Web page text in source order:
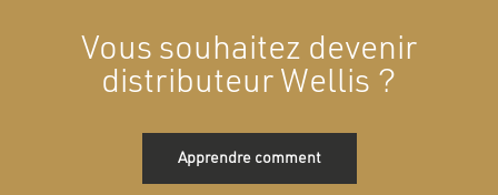
Vous souhaitez devenir
distributeur Wellis ?
Apprendre comment